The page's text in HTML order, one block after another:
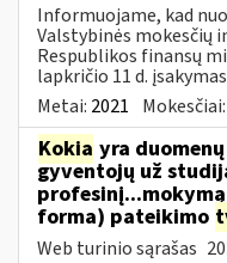
Informuojame, kad
Valstybinės mokesčių
Respublikos finansų
lapkričio 11 d. įsakymas
Metai: 2021 Mokesčiai:
Kokia yra
gyventojų už
forma) pateikimo
Web turinio sąrašas